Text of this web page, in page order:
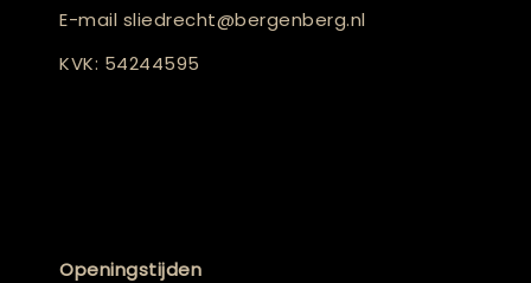
E-mail sliedrecht@bergenberg.nl
KVK: 54244595
Openingstijden